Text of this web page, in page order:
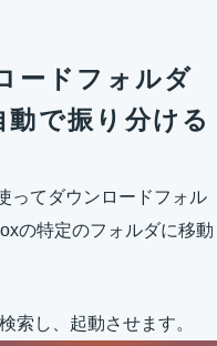
ードフォルダ
で振り分ける
ってダウンロードフォル
の特定のフォルダに移動
索し、起動させます。